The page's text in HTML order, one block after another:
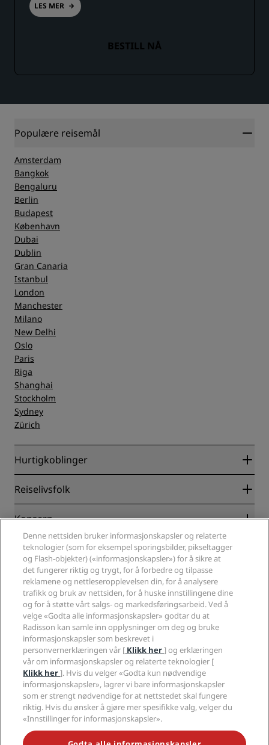
LES MER
BESTILL NÅ
Populære reisemål
Amsterdam
Bangkok
Bengaluru
Berlin
Budapest
København
Dubai
Dublin
Gran Canaria
Istanbul
London
Manchester
Milano
New Delhi
Oslo
Paris
Riga
Shanghai
Stockholm
Sydney
Zürich
Hurtigkoblinger
Radisson Rewards
Blog
Nye hoteller og hoteller under utvikling
Radisson Hotels APP
Sportsgodkjente hoteller
Familievennlige hoteller
Helse og sikkerhet
Reiselivsfolk
Partnere
Konsern
Radisson Hotel Group
Presse
Jobb i RHG
Jobb i PPHE
Karriere EHL
The Club by RHG
Utviklingsmuligheter
Ansvarlig virksomhet
Innkjøp
Juridisk
Personvernsenter
Juridisk informasjon
Vilkår og betingelser for Radisson Rewards
Avtale om nettstedsbruk
Digital tilgjengelighet
Erklæring om moderne slaveri
Redegjørelse om våre aktsomhetsvuderinger
Hjelp
Forbrukervarsler
Kontakt
VANLIGE SPØRSMÅL
Sidekart
Sosiale medier
Radisson Hotels-merker
GÅ ALDRI GLIPP AV DE MEST POPULÆRE TILBUDENE VÅRE
Denne nettsiden bruker informasjonskapsler og relaterte
teknologier (som for eksempel sporingsbilder, pikseltagger
og Flash-objekter) («informasjonskapsler») for å sikre at
det fungerer riktig og trygt, for å forbedre og tilpasse
reklamene og nettleseropplevelsen din, for å analysere
trafikk og bruk av nettsiden, for å huske innstillingene dine
og for å støtte vårt salgs- og markedsføringsarbeid. Ved å
velge «Godta alle informasjonskapsler» godtar du at
Radisson kan samle inn opplysninger om deg og bruke
informasjonskapsler som beskrevet i
personvernerklæringen vår [ Klikk her] og erklæringen
vår om informasjonskapsler og relaterte teknologier [
Klikk her]. Hvis du velger «Godta kun nødvendige
informasjonskapsler», lagrer vi bare informasjonskapsler
som er strengt nødvendige for at nettstedet skal fungere
riktig. Hvis du ønsker å gjøre mer spesifikke valg, velger du
«Innstillinger for informasjonskapsler».